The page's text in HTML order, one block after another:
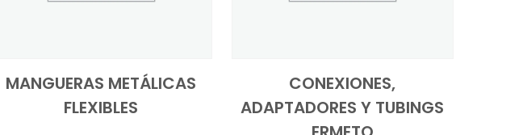
MANGUERAS METÁLICAS
FLEXIBLES
CONEXIONES,
ADAPTADORES Y TUBINGS